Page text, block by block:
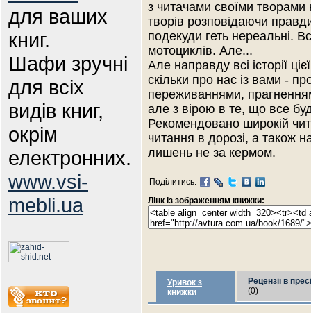
для ваших
книг.
Шафи зручні
для всіх
видів книг,
окрім
електронних.
www.vsi-
mebli.ua
з читачами своїми
творів розповідаючи
подекуди геть нереальні.
мотоциклів. Але...
Але направду всі історії
скільки про нас із вами -
переживаннями,
але з вірою в те, що все
Рекомендовано широкій
читання в дорозі, а також
лишень не за кермом.
Поділитись:
Лінк із зображенням книжки:
Уривок з
книжки
Рецензії в пресі
(0)